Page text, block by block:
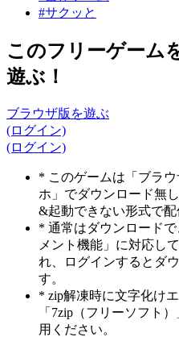
#サクッと
このフリーゲーム
遊ぶ！
ブラウザ版を遊ぶ
(ログイン)
(ログイン)
* このゲームは「ブラ
ホ」でダウンロード無
&起動できない形式で配
* 通常はダウンロード
メント機能」に対応し
れ、ログインするとダ
す。
* zip解凍時に文字化け
「7zip（フリーソフト
用ください。